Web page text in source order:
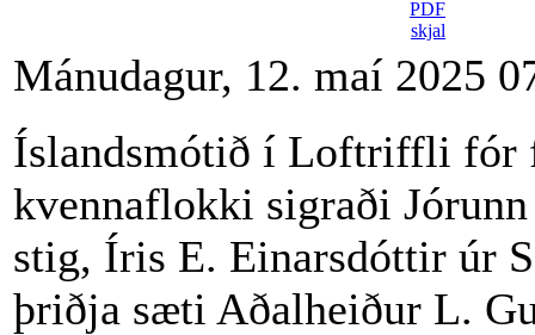
Mánudagur, 12. maí 2025
Íslandsmótið í Loftriffli fór
kvennaflokki sigraði
stig, Íris E. Einarsdóttir úr
þriðja sæti Aðalheiður L.